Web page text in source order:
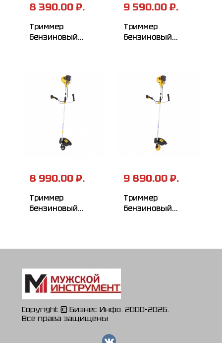
8 390.00 ₽.
Триммер
бензиновый
9 590.00 ₽.
Триммер
бензиновый
8 990.00 ₽.
Триммер
бензиновый
9 890.00 ₽.
Триммер
бензиновый
Copyright © Бизнес Инфо. 2000-2026.
Все права защищены